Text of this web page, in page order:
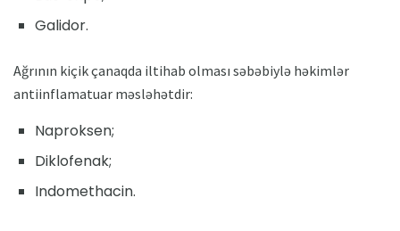
Galidor.
Ağrının kiçik çanaqda iltihab olması səbəbiylə həkimlər
antiinflamatuar məsləhətdir:
Naproksen;
Diklofenak;
Indomethacin.